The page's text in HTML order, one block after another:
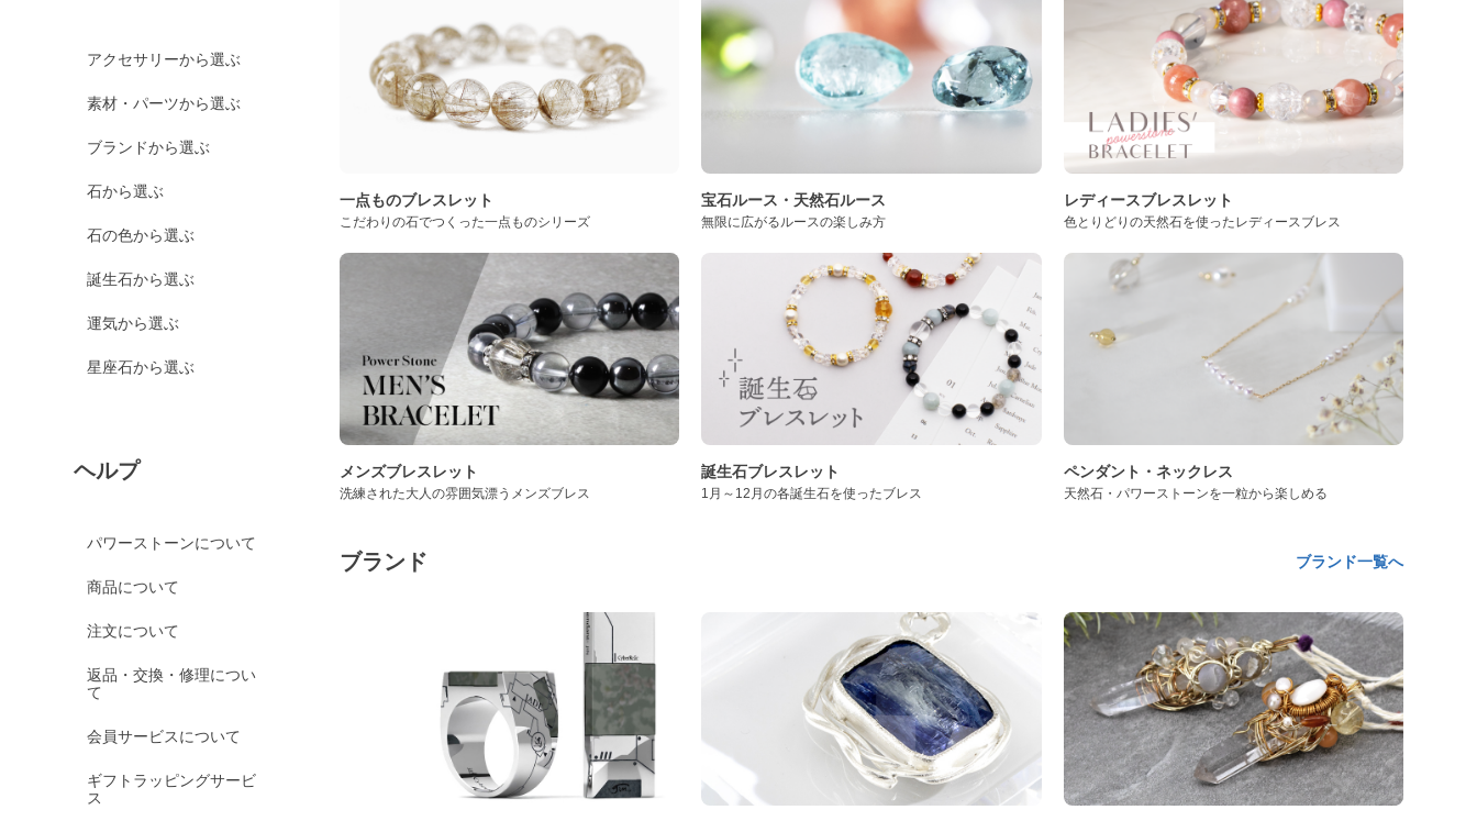
アクセサリーから選ぶ
素材・パーツから選ぶ
ブランドから選ぶ
石から選ぶ
石の色から選ぶ
誕生石から選ぶ
運気から選ぶ
星座石から選ぶ
ヘルプ
パワーストーンについて
商品について
注文について
返品・交換・修理につい
て
会員サービスについて
ギフトラッピングサービ
ス
一点ものブレスレット
こだわりの石でつくった一点ものシリーズ
宝石ルース・天然石ルース
無限に広がるルースの楽しみ方
レディースブレスレット
色とりどりの天然石を使ったレディースブレス
メンズブレスレット
洗練された大人の雰囲気漂うメンズブレス
誕生石ブレスレット
1月～12月の各誕生石を使ったブレス
ペンダント・ネックレス
天然石・パワーストーンを一粒から楽しめる
ブランド ブランド一覧へ